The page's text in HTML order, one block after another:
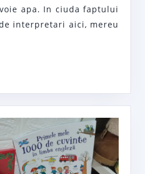
apa. In ciuda faptului
interpretari aici, mereu